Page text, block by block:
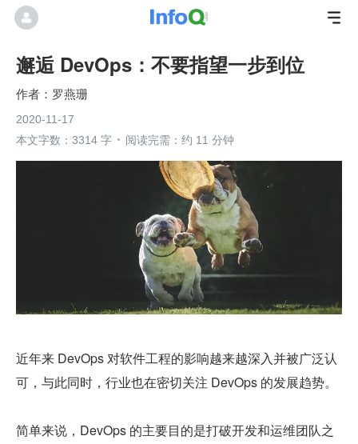
邂逅 DevOps：不要指望一步到位
罗燕珊
2020-11-17
本文字数：3314 字
阅读完需：约 11 分钟
近年来 DevOps 对软件工程的影响越来越深入并被广泛认
可，与此同时，行业也在密切关注 DevOps 的发展趋势。
简单来说，DevOps 的主要目的是打破开发和运维团队之